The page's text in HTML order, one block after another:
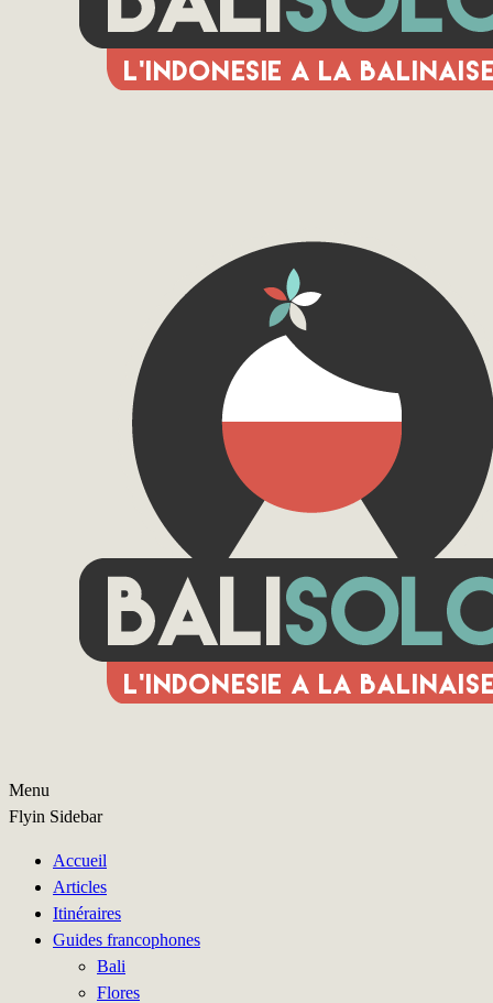
Menu
Flyin Sidebar
Accueil
Articles
Itinéraires
Guides francophones
Bali
Flores